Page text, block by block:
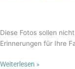
Diese Fotos sollen
Erinnerungen für Ihre
Weiterlesen »